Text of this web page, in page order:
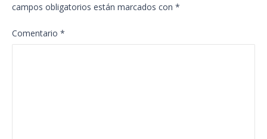
campos obligatorios están marcados con *
Comentario *